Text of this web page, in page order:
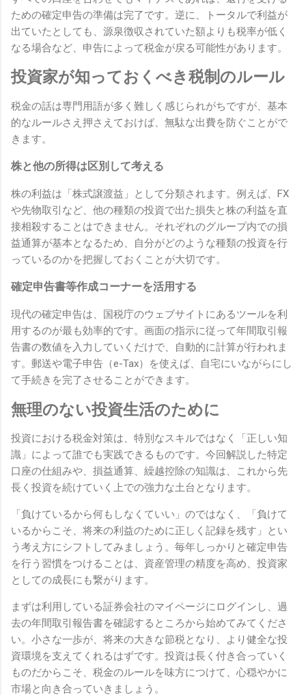
ための確定申告の準備は完了です。逆に、トータルで利益が
出ていたとしても、源泉徴収されていた額よりも税率が低く
なる場合など、申告によって税金が戻る可能性があります。
投資家が知っておくべき税制のルール
税金の話は専門用語が多く難しく感じられがちですが、基本
的なルールさえ押さえておけば、無駄な出費を防ぐことがで
きます。
株と他の所得は区別して考える
株の利益は「株式譲渡益」として分類されます。例えば、FX
や先物取引など、他の種類の投資で出た損失と株の利益を直
接相殺することはできません。それぞれのグループ内での損
益通算が基本となるため、自分がどのような種類の投資を行
っているのかを把握しておくことが大切です。
確定申告書等作成コーナーを活用する
現代の確定申告は、国税庁のウェブサイトにあるツールを利
用するのが最も効率的です。画面の指示に従って年間取引報
告書の数値を入力していくだけで、自動的に計算が行われま
す。郵送や電子申告（e-Tax）を使えば、自宅にいながらにし
て手続きを完了させることができます。
無理のない投資生活のために
投資における税金対策は、特別なスキルではなく「正しい知
識」によって誰でも実践できるものです。今回解説した特定
口座の仕組みや、損益通算、繰越控除の知識は、これから先
長く投資を続けていく上での強力な土台となります。
「負けているから何もしなくていい」のではなく、「負けて
いるからこそ、将来の利益のために正しく記録を残す」とい
う考え方にシフトしてみましょう。毎年しっかりと確定申告
を行う習慣をつけることは、資産管理の精度を高め、投資家
としての成長にも繋がります。
まずは利用している証券会社のマイページにログインし、過
去の年間取引報告書を確認するところから始めてみてくださ
い。小さな一歩が、将来の大きな節税となり、より健全な投
資環境を支えてくれるはずです。投資は長く付き合っていく
ものだからこそ、税金のルールを味方につけて、心穏やかに
市場と向き合っていきましょう。